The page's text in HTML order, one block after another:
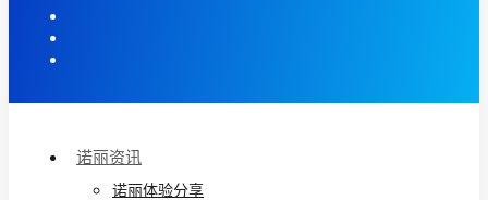
诺丽资讯
诺丽体验分享